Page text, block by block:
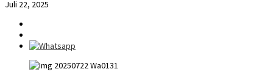
Juli 22, 2025